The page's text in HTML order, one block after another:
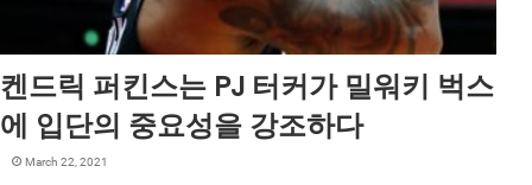
켄드릭 퍼킨스는 PJ 터커가 밀워키 벅스
에 입단의 중요성을 강조하다
March 22, 2021